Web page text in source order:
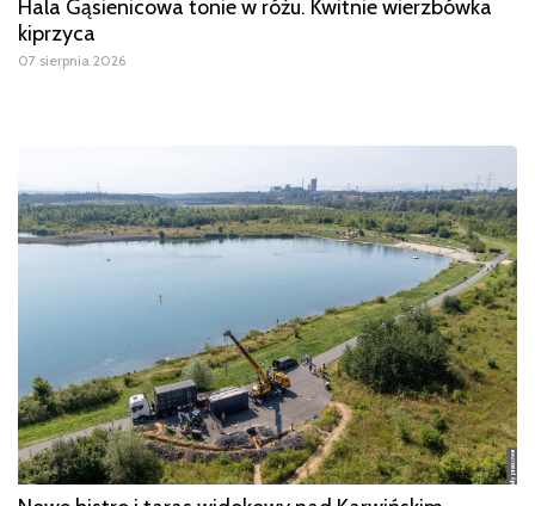
Hala Gąsienicowa tonie w różu. Kwitnie wierzbówka
kiprzyca
07 sierpnia 2026